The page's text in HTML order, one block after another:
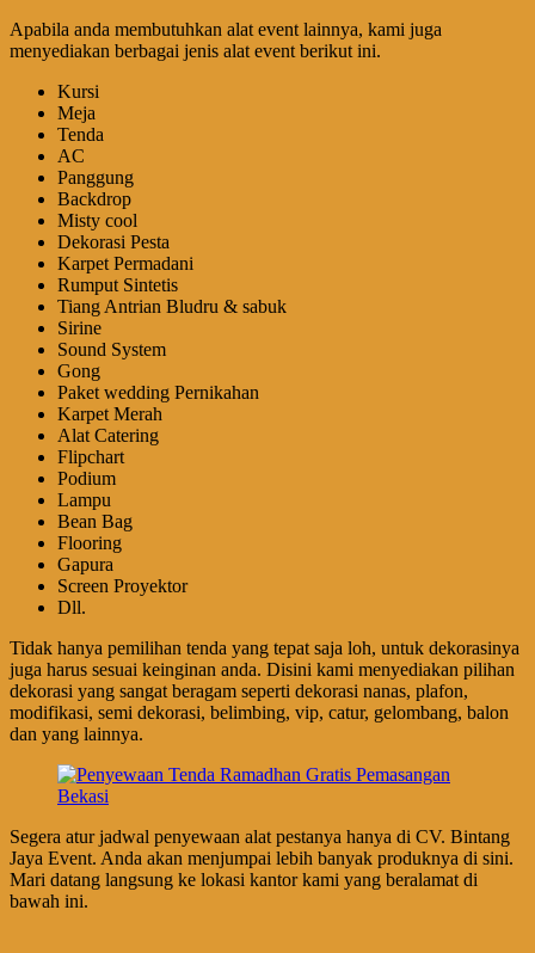
Apabila anda membutuhkan alat event lainnya, kami juga
menyediakan berbagai jenis alat event berikut ini.
Kursi
Meja
Tenda
AC
Panggung
Backdrop
Misty cool
Dekorasi Pesta
Karpet Permadani
Rumput Sintetis
Tiang Antrian Bludru & sabuk
Sirine
Sound System
Gong
Paket wedding Pernikahan
Karpet Merah
Alat Catering
Flipchart
Podium
Lampu
Bean Bag
Flooring
Gapura
Screen Proyektor
Dll.
Tidak hanya pemilihan tenda yang tepat saja loh, untuk dekorasinya
juga harus sesuai keinginan anda. Disini kami menyediakan pilihan
dekorasi yang sangat beragam seperti dekorasi nanas, plafon,
modifikasi, semi dekorasi, belimbing, vip, catur, gelombang, balon
dan yang lainnya.
Segera atur jadwal penyewaan alat pestanya hanya di CV. Bintang
Jaya Event. Anda akan menjumpai lebih banyak produknya di sini.
Mari datang langsung ke lokasi kantor kami yang beralamat di
bawah ini.